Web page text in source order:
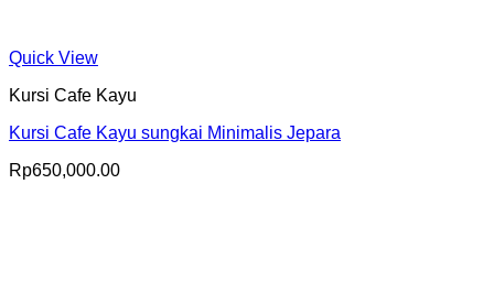
Quick View
Kursi Cafe Kayu
Kursi Cafe Kayu sungkai Minimalis Jepara
Rp650,000.00